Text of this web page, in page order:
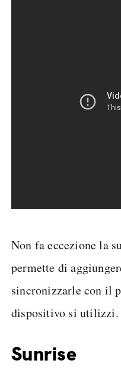
Non fa eccezione la
permette di
sincronizzarle con il
dispositivo si utilizzi.
Sunrise